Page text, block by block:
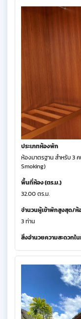
ประเภทห้องพัก
ห้องมาตรฐาน สำหรับ 3
Smoking)
พื้นที่ห้อง (ตร.ม.)
32.00 ตร.ม.
จำนวนผู้เข้าพักสูงสุด/ห้
3 ท่าน
สิ่งอำนวยความสะดวกใ